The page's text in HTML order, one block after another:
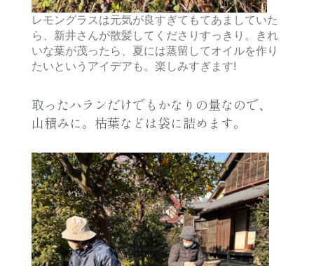
レモングラスは元気が良すぎてもてあましていた
ら、新井さんが散髪してくださりすっきり。きれ
いな葉が茂ったら、夏には蒸留してオイルを作り
たいというアイデアも。楽しみすぎます!
取ったハランだけでもかなりの量なので、
山積みに。枯葉などは袋に詰めます。